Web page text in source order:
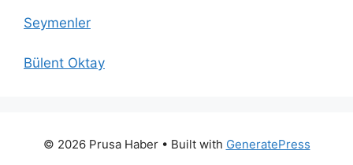
Seymenler
Bülent Oktay
© 2026 Prusa Haber• Built with GeneratePress